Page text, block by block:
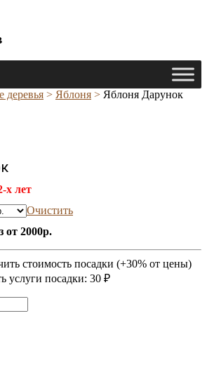
деревья > Яблоня > Яблоня Дарунок
х лет
Очистить
2000р.
стоимость посадки (+30% от цены)
услуги посадки: 30 ₽